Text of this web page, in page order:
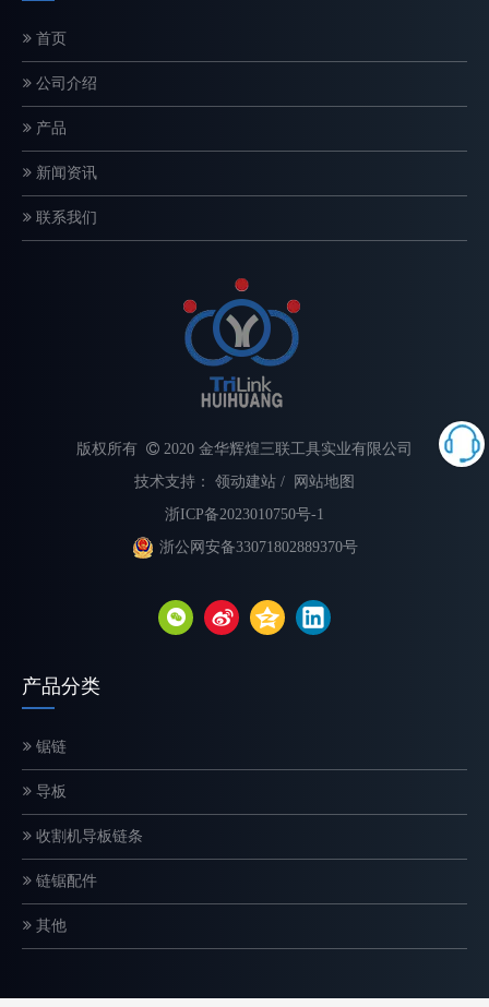
链锯链是一种精密设计的切割系统，直接影响切割速度、安全性和
不同类型电锯链的解释
选择合适的链锯链对于最大限度地提高切割速度、提高安全性和延
首页
公司介绍
产品
新闻资讯
联系我们
版权所有  2020 金华辉煌三联工具实业有限公司
技术支持： 领动建站 /
网站地图
浙ICP备2023010750号-1
浙公网安备33071802889370号
产品分类
锯链
导板
收割机导板链条
链锯配件
其他